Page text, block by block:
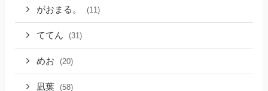
がおまる。 (11)
ててん (31)
めお (20)
凪葉 (58)